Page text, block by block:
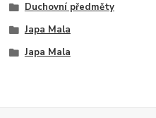
Duchovní předměty
Japa Mala
Japa Mala